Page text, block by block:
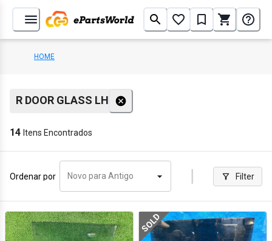
HOME
R DOOR GLASS LH
14 Itens Encontrados
Ordenar por Novo para Antigo Filter
SOLD